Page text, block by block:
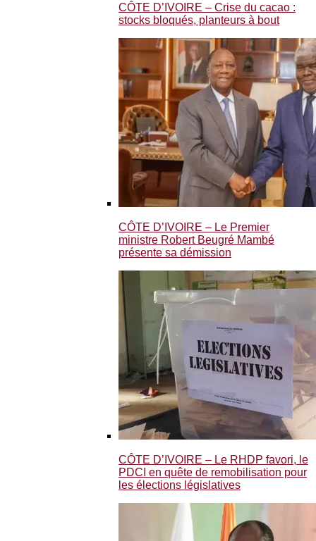
CÔTE D’IVOIRE – Crise du cacao :
stocks bloqués, planteurs à bout
CÔTE D’IVOIRE – Le Premier
ministre Robert Beugré Mambé
présente sa démission
CÔTE D’IVOIRE – Le RHDP favori, le
PDCI en quête de remobilisation pour
les élections législatives